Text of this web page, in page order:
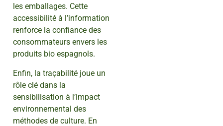
les emballages. Cette
accessibilité à l’information
renforce la confiance des
consommateurs envers les
produits bio espagnols.
Enfin, la traçabilité joue un
rôle clé dans la
sensibilisation à l’impact
environnemental des
méthodes de culture. En